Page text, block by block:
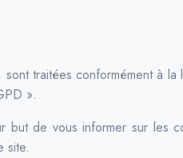
traitées conformément à
».
de vous informer sur les
site.